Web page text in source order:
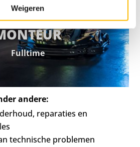
Weigeren
Fulltime
andere:
reparaties en
technische problemen